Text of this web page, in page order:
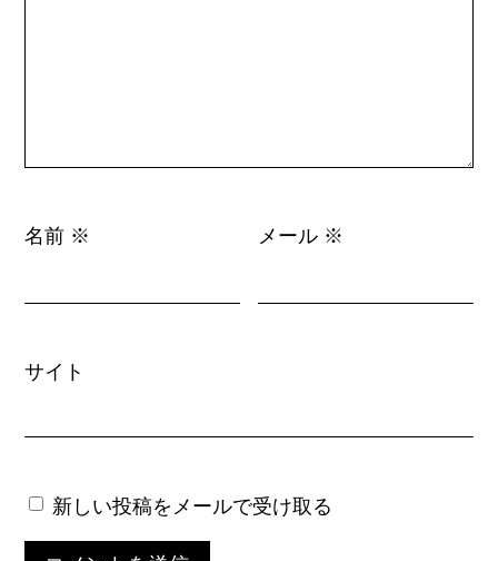
名前 ※ メール ※
サイト
新しい投稿をメールで受け取る